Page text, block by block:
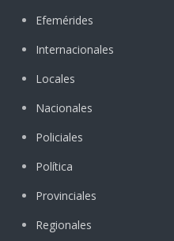
Efemérides
Internacionales
Locales
Nacionales
Policiales
Política
Provinciales
Regionales